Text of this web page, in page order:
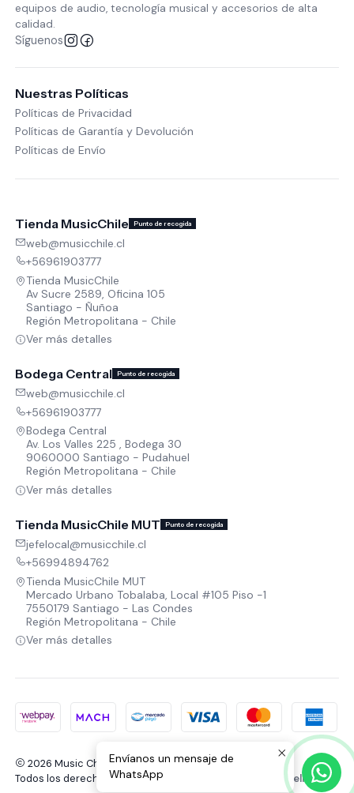
equipos de audio, tecnología musical y accesorios de alta
calidad.
Síguenos
Nuestras Políticas
Políticas de Privacidad
Políticas de Garantía y Devolución
Políticas de Envío
Tienda MusicChile Punto de recogida
web@musicchile.cl
+56961903777
Tienda MusicChile
Av Sucre 2589, Oficina 105
Santiago - Ñuñoa
Región Metropolitana - Chile
Ver más detalles
Bodega Central Punto de recogida
web@musicchile.cl
+56961903777
Bodega Central
Av. Los Valles 225 , Bodega 30
9060000 Santiago - Pudahuel
Región Metropolitana - Chile
Ver más detalles
Tienda MusicChile MUT Punto de recogida
jefelocal@musicchile.cl
+56994894762
Tienda MusicChile MUT
Mercado Urbano Tobalaba, Local #105 Piso -1
7550179 Santiago - Las Condes
Región Metropolitana - Chile
Ver más detalles
2026 Music Chile.
Todos los derechos reservados.
Desarrollado por Jumpseller.
Envíanos un mensaje de
WhatsApp